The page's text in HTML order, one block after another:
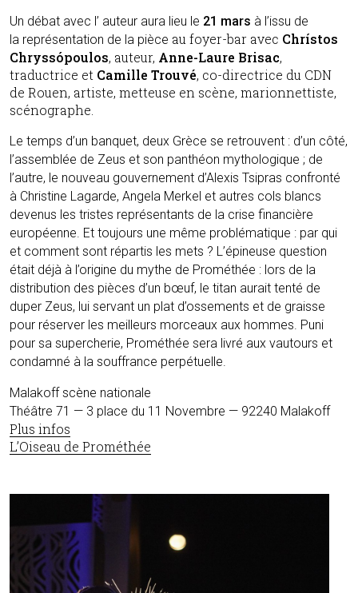
Un débat avec l’ auteur aura lieu le 21 mars à l’issu de
la représentation de la pièce au foyer-bar avec Chrístos
Chryssópoulos, auteur, Anne-Laure Brisac,
traductrice et Camille Trouvé, co-directrice du CDN
de Rouen, artiste, metteuse en scène, marionnettiste,
scénographe.
Le temps d’un banquet, deux Grèce se retrouvent : d’un côté,
l’assemblée de Zeus et son panthéon mythologique ; de
l’autre, le nouveau gouvernement d’Alexis Tsipras confronté
à Christine Lagarde, Angela Merkel et autres cols blancs
devenus les tristes représentants de la crise financière
européenne. Et toujours une même problématique : par qui
et comment sont répartis les mets ? L’épineuse question
était déjà à l’origine du mythe de Prométhée : lors de la
distribution des pièces d’un bœuf, le titan aurait tenté de
duper Zeus, lui servant un plat d’ossements et de graisse
pour réserver les meilleurs morceaux aux hommes. Puni
pour sa supercherie, Prométhée sera livré aux vautours et
condamné à la souffrance perpétuelle.
Malakoff scène nationale
Théâtre 71 — 3 place du 11 Novembre — 92240 Malakoff
Plus infos
L’Oiseau de Prométhée